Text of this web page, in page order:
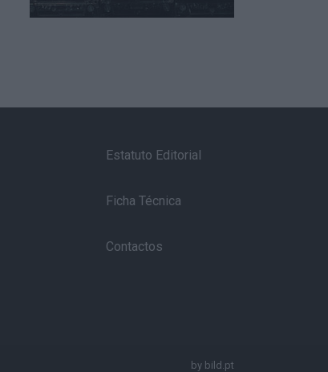
Estatuto Editorial
Ficha Técnica
Contactos
by bild.pt